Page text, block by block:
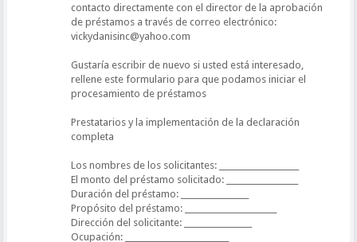
contacto directamente con el director de la aprobación
de préstamos a través de correo electrónico:
vickydanisinc@yahoo.com
Gustaría escribir de nuevo si usted está interesado,
rellene este formulario para que podamos iniciar el
procesamiento de préstamos
Prestatarios y la implementación de la declaración
completa
Los nombres de los solicitantes: ____________________
El monto del préstamo solicitado: __________________
Duración del préstamo: _________________
Propósito del préstamo: _______________________
Dirección del solicitante: _________________
Ocupación: __________________________